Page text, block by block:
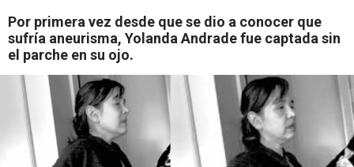
q
e
Por primera vez desde que se dio a conocer que
sufría aneurisma, Yolanda Andrade fue captada sin
el parche en su ojo.